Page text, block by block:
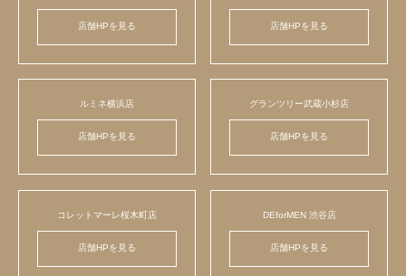
店舗HPを見る 店舗HPを見る
ルミネ横浜店
店舗HPを見る
グランツリー武蔵小杉店
店舗HPを見る
コレットマーレ桜木町店
店舗HPを見る
DEforMEN 渋谷店
店舗HPを見る